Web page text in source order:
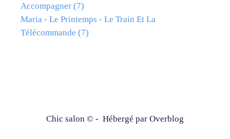
Accompagner (7)
Maria - Le Printemps - Le Train Et La
Télécommande (7)
Chic salon © - Hébergé par Overblog